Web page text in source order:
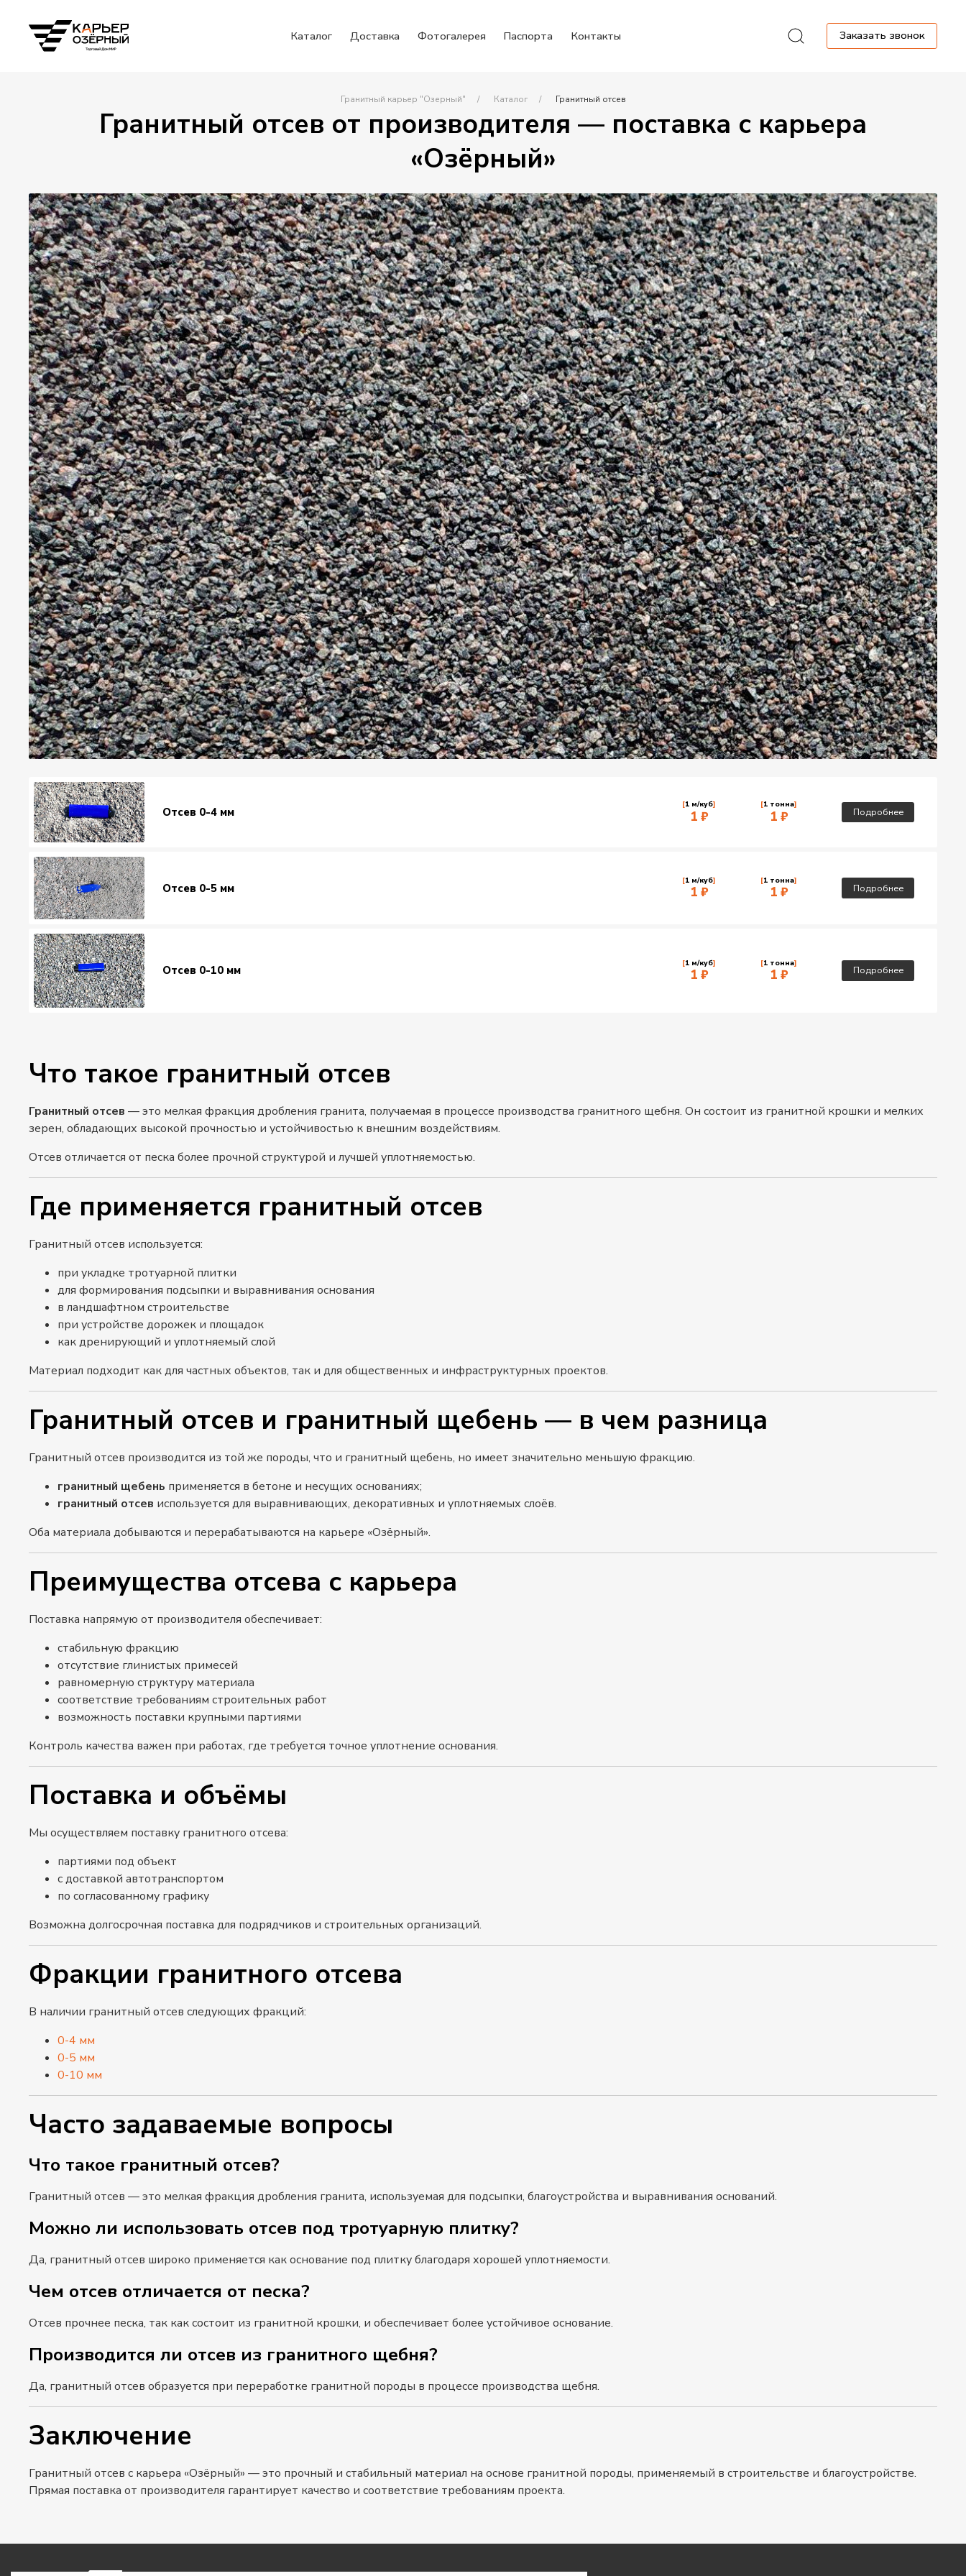
Каталог Доставка Фотогалерея Паспорта Контакты Заказать звонок
Гранитный карьер "Озерный" Каталог Гранитный отсев
Гранитный отсев от производителя — поставка с карьера
«Озёрный»
Отсев 0-4 мм
[1 м/куб]
1 ₽
[1 тонна]
1 ₽ Подробнее
Отсев 0-5 мм
[1 м/куб]
1 ₽
[1 тонна]
1 ₽ Подробнее
Отсев 0-10 мм
[1 м/куб]
1 ₽
[1 тонна]
1 ₽ Подробнее
Что такое гранитный отсев
Гранитный отсев — это мелкая фракция дробления гранита, получаемая в процессе производства гранитного щебня. Он состоит из гранитной крошки и мелких
зерен, обладающих высокой прочностью и устойчивостью к внешним воздействиям.
Отсев отличается от песка более прочной структурой и лучшей уплотняемостью.
Где применяется гранитный отсев
Гранитный отсев используется:
при укладке тротуарной плитки
для формирования подсыпки и выравнивания основания
в ландшафтном строительстве
при устройстве дорожек и площадок
как дренирующий и уплотняемый слой
Материал подходит как для частных объектов, так и для общественных и инфраструктурных проектов.
Гранитный отсев и гранитный щебень — в чем разница
Гранитный отсев производится из той же породы, что и гранитный щебень, но имеет значительно меньшую фракцию.
гранитный щебень применяется в бетоне и несущих основаниях;
гранитный отсев используется для выравнивающих, декоративных и уплотняемых слоёв.
Оба материала добываются и перерабатываются на карьере «Озёрный».
Преимущества отсева с карьера
Поставка напрямую от производителя обеспечивает:
стабильную фракцию
отсутствие глинистых примесей
равномерную структуру материала
соответствие требованиям строительных работ
возможность поставки крупными партиями
Контроль качества важен при работах, где требуется точное уплотнение основания.
Поставка и объёмы
Мы осуществляем поставку гранитного отсева:
партиями под объект
с доставкой автотранспортом
по согласованному графику
Возможна долгосрочная поставка для подрядчиков и строительных организаций.
Фракции гранитного отсева
В наличии гранитный отсев следующих фракций:
0-4 мм
0-5 мм
0-10 мм
Часто задаваемые вопросы
Что такое гранитный отсев?
Гранитный отсев — это мелкая фракция дробления гранита, используемая для подсыпки, благоустройства и выравнивания оснований.
Можно ли использовать отсев под тротуарную плитку?
Да, гранитный отсев широко применяется как основание под плитку благодаря хорошей уплотняемости.
Чем отсев отличается от песка?
Отсев прочнее песка, так как состоит из гранитной крошки, и обеспечивает более устойчивое основание.
Производится ли отсев из гранитного щебня?
Да, гранитный отсев образуется при переработке гранитной породы в процессе производства щебня.
Заключение
Гранитный отсев с карьера «Озёрный» — это прочный и стабильный материал на основе гранитной породы, применяемый в строительстве и благоустройстве.
Прямая поставка от производителя гарантирует качество и соответствие требованиям проекта.